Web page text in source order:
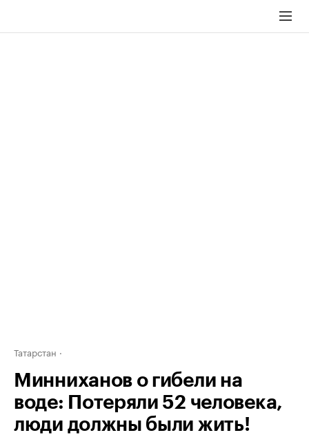
Татарстан
Минниханов о гибели на
воде: Потеряли 52 человека,
люди должны были жить!